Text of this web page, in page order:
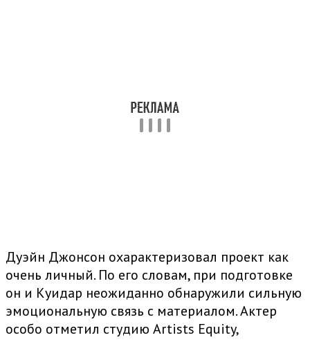
Дуэйн Джонсон охарактеризовал проект как
очень личный. По его словам, при подготовке
он и Куидар неожиданно обнаружили сильную
эмоциональную связь с материалом. Актер
особо отметил студию Artists Equity,